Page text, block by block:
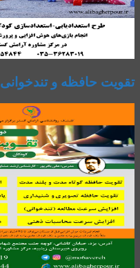
تقویت حافظه و تندخوانی